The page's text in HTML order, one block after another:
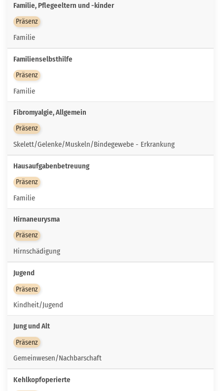
Familie, Pflegeeltern und -kinder
Präsenz
Familie
Familienselbsthilfe
Präsenz
Familie
Fibromyalgie, Allgemein
Präsenz
Skelett/Gelenke/Muskeln/Bindegewebe - Erkrankung
Hausaufgabenbetreuung
Präsenz
Familie
Hirnaneurysma
Präsenz
Hirnschädigung
Jugend
Präsenz
Kindheit/Jugend
Jung und Alt
Präsenz
Gemeinwesen/Nachbarschaft
Kehlkopfoperierte